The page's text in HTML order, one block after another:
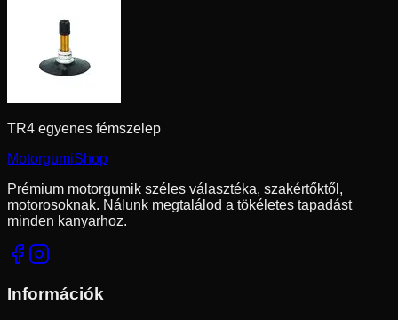
TR4 egyenes fémszelep
MotorgumiShop
Prémium motorgumik széles választéka, szakértőktől,
motorosoknak. Nálunk megtalálod a tökéletes tapadást
minden kanyarhoz.
Információk